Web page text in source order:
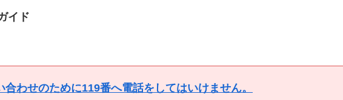
イド
合わせのために119番へ電話をしてはいけません。